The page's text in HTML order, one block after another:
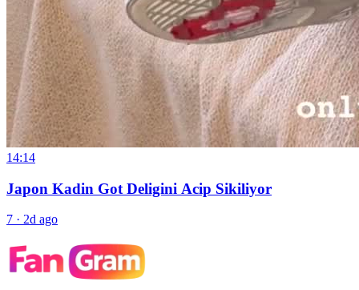
14:14
Japon Kadin Got Deligini Acip Sikiliyor
7 · 2d ago